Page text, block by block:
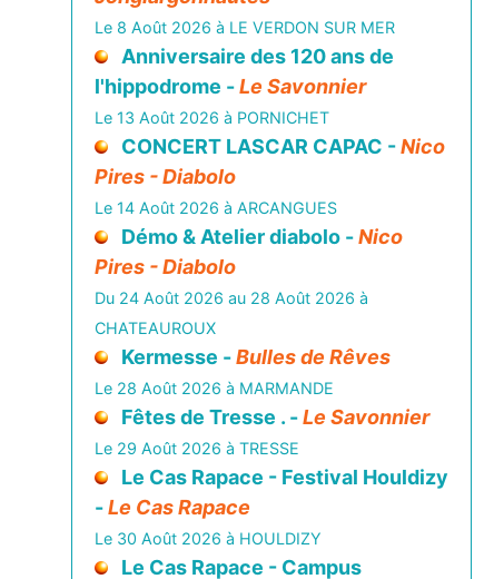
Le 8 Août 2026 à LE VERDON SUR MER
Anniversaire des 120 ans de
l'hippodrome -Le Savonnier
Le 13 Août 2026 à PORNICHET
CONCERT LASCAR CAPAC -Nico
Pires - Diabolo
Le 14 Août 2026 à ARCANGUES
Démo & Atelier diabolo -Nico
Pires - Diabolo
Du 24 Août 2026 au 28 Août 2026 à
CHATEAUROUX
Kermesse -Bulles de Rêves
Le 28 Août 2026 à MARMANDE
Fêtes de Tresse . -Le Savonnier
Le 29 Août 2026 à TRESSE
Le Cas Rapace - Festival Houldizy
-Le Cas Rapace
Le 30 Août 2026 à HOULDIZY
Le Cas Rapace - Campus